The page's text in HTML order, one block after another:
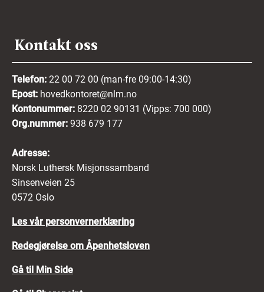
Kontakt oss
Telefon: 22 00 72 00 (man-fre 09:00-14:30)
Epost: hovedkontoret@nlm.no
Kontonummer: 8220 02 90131 (Vipps: 700 000)
Org.nummer: 938 679 177
Adresse:
Norsk Luthersk Misjonssamband
Sinsenveien 25
0572 Oslo
Les vår personvernerklæring
Redegjørelse om Åpenhetsloven
Gå til Min Side